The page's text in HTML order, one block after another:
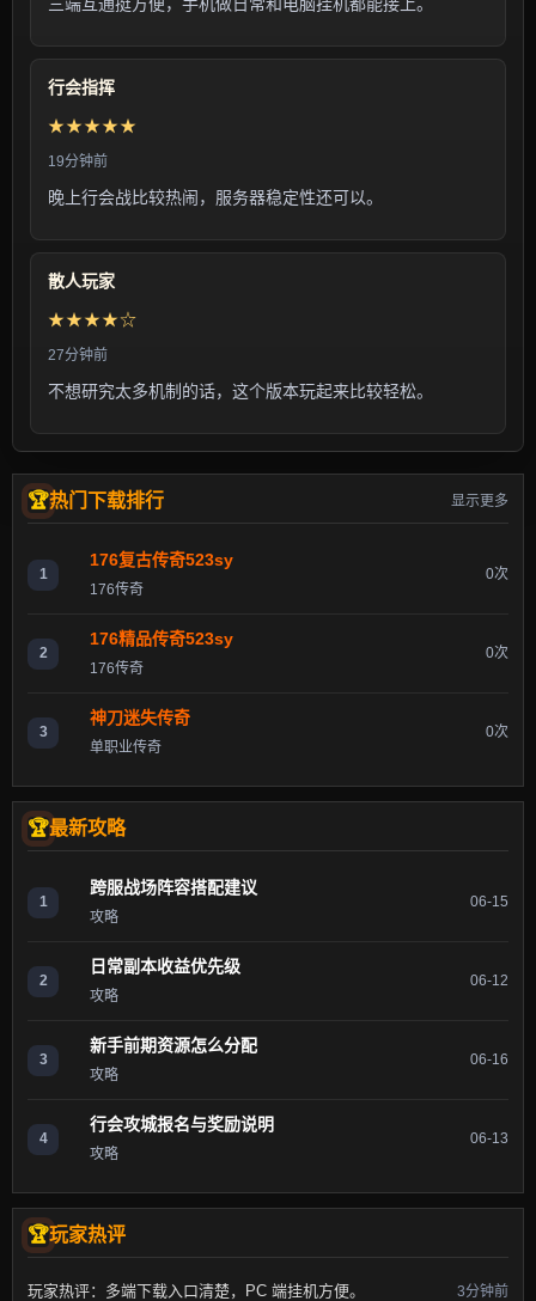
行会指挥
★★★★★
19分钟前
晚上行会战比较热闹，服务器稳定性还可以。
散人玩家
★★★★☆
27分钟前
不想研究太多机制的话，这个版本玩起来比较轻松。
热门下载排行 显示更多
1
176复古传奇523sy
176传奇
0次
2
176精品传奇523sy
176传奇
0次
3
神刀迷失传奇
单职业传奇
0次
最新攻略
1
跨服战场阵容搭配建议
攻略
06-15
2
日常副本收益优先级
攻略
06-12
3
新手前期资源怎么分配
攻略
06-16
4
行会攻城报名与奖励说明
攻略
06-13
玩家热评
玩家热评：多端下载入口清楚，PC 端挂机方便。 3分钟前